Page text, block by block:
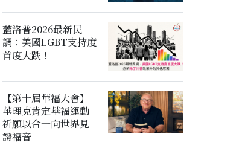
蓋洛普2026最新民
調：美國LGBT支持度
首度大跌！
【第十屆華福大會】
華理克肯定華福運動
祈願以合一向世界見
證福音